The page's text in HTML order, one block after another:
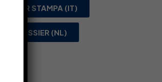
DOSSIER STAMPA (IT)
PERSDOSSIER (NL)